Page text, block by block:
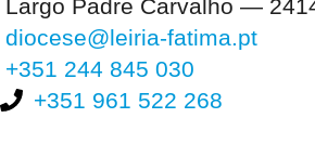
Largo Padre Carvalho —
diocese@leiria-fatima.pt
+351 244 845 030
+351 961 522 268